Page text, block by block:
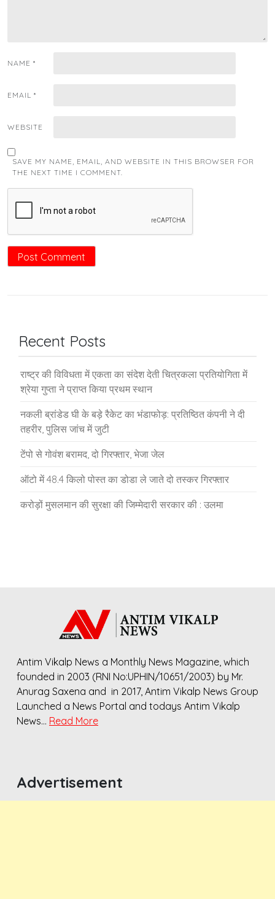
NAME *
EMAIL *
WEBSITE
SAVE MY NAME, EMAIL, AND WEBSITE IN THIS BROWSER FOR
THE NEXT TIME I COMMENT.
Recent Posts
राष्ट्र की विविधता में एकता का संदेश देती चित्रकला प्रतियोगिता में
श्रेया गुप्ता ने प्राप्त किया प्रथम स्थान
नकली ब्रांडेड घी के बड़े रैकेट का भंडाफोड़: प्रतिष्ठित कंपनी ने दी
तहरीर, पुलिस जांच में जुटी
टेंपो से गोवंश बरामद, दो गिरफ्तार, भेजा जेल
ऑटो में 48.4 किलो पोस्त का डोडा ले जाते दो तस्कर गिरफ्तार
करोड़ों मुसलमान की सुरक्षा की जिम्मेदारी सरकार की : उलमा
Antim Vikalp News a Monthly News Magazine, which
founded in 2003 (RNI No:UPHIN/10651/2003) by Mr.
Anurag Saxena and in 2017, Antim Vikalp News Group
Launched a News Portal and todays Antim Vikalp
News… Read More
Advertisement